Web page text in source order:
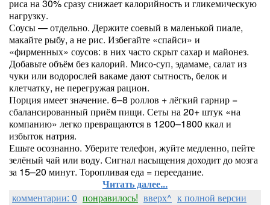
риса на 30% сразу снижает калорийность и гликемическую
нагрузку.
Соусы — отдельно. Держите соевый в маленькой пиале,
макайте рыбу, а не рис. Избегайте «спайси» и
«фирменных» соусов: в них часто скрыт сахар и майонез.
Добавьте объём без калорий. Мисо-суп, эдамаме, салат из
чуки или водорослей вакаме дают сытность, белок и
клетчатку, не перегружая рацион.
Порция имеет значение. 6–8 роллов + лёгкий гарнир =
сбалансированный приём пищи. Сеты на 20+ штук «на
компанию» легко превращаются в 1200–1800 ккал и
избыток натрия.
Ешьте осознанно. Уберите телефон, жуйте медленно, пейте
зелёный чай или воду. Сигнал насыщения доходит до мозга
за 15–20 минут. Торопливая еда = переедание.
Читать далее...
комментарии: 0 понравилось! вверх^ к полной версии